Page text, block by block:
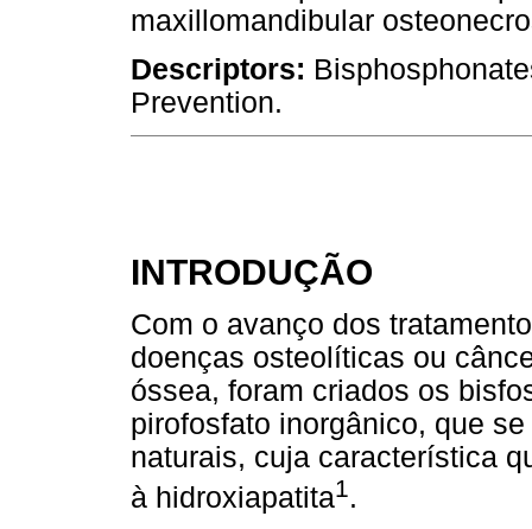
maxillomandibular
Descriptors:
Prevention.
INTRODUÇÃO
Com o avanço dos
doenças osteolíticas ou
óssea, foram criados os
pirofosfato inorgânico, que
naturais, cuja característica
à hidroxiapatita1.